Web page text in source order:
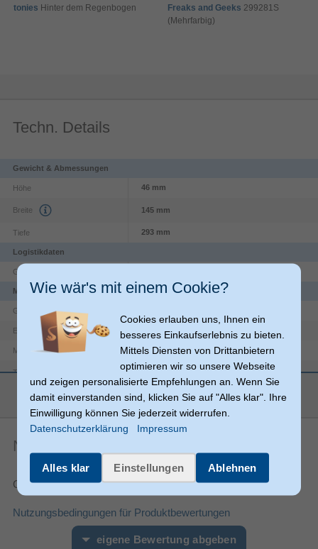
tonies Hinter dem Regenbogen Freaks and Geeks 299281S
(Mehrfarbig)
Techn. Details
Gewicht & Abmessungen
Höhe 46 mm
Breite 145 mm
Tiefe 293 mm
Logistikdaten
Garantiezeit
Merkmale
Gamingplattformen unterstützt
Etui-Typ Beuteltasche
Material Polyester, Samt
Typ
Kompatibilität Switch 2
Produktfarbe Sand
Schutzfunktion
Markenkompatibilität Nintendo
Sonstiges
Artikelnummer 11399006237
Herstellerartikelnummer ENA002HQSA
mehr anzeigen
Noch keine Artikelbewertungen
Gesamtnote:
Nutzungsbedingungen für Produktbewertungen
eigene Bewertung abgeben
Wie wär's mit einem Cookie?
Cookies erlauben uns, Ihnen ein
besseres Einkaufserlebnis zu bieten.
Mittels Diensten von Drittanbietern
optimieren wir so unsere Webseite
und zeigen personalisierte Empfehlungen an. Wenn Sie
damit einverstanden sind, klicken Sie auf "Alles klar". Ihre
Einwilligung können Sie jederzeit widerrufen.
Datenschutzerklärung
Impressum
Alles klar Einstellungen Ablehnen